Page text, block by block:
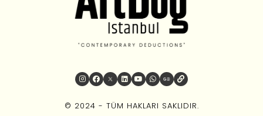
© 2024 - TÜM HAKLARI SAKLIDIR.